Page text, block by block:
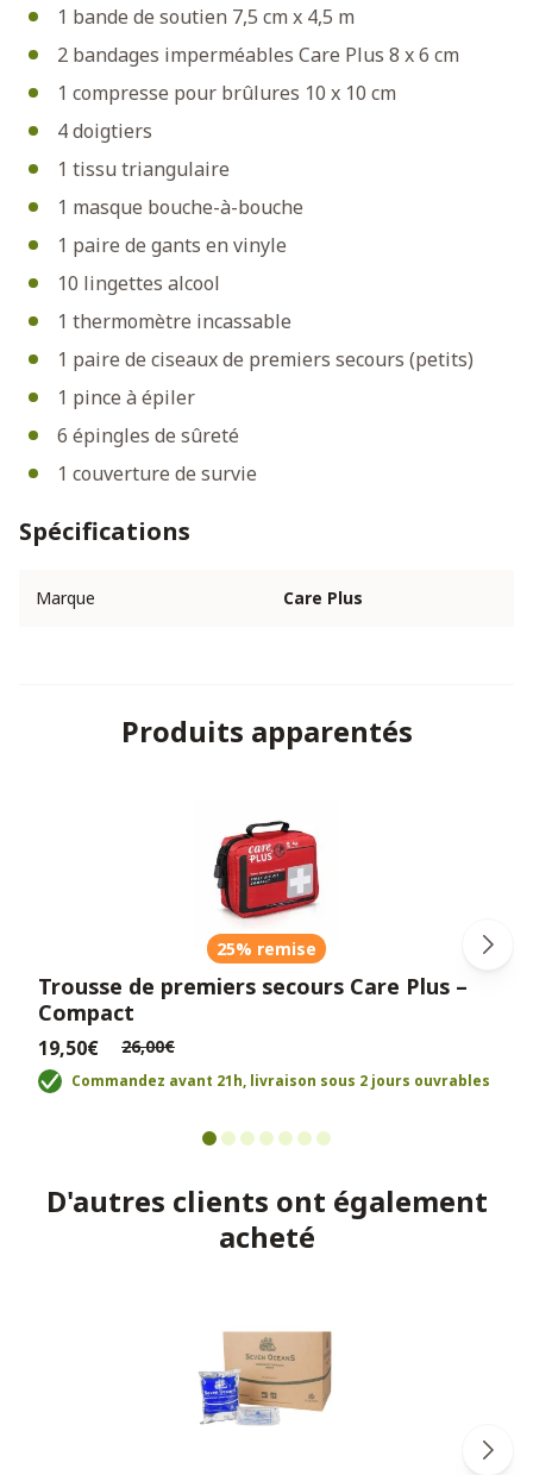
1 bande de soutien 7,5 cm x 4,5 m
2 bandages imperméables Care Plus 8 x 6 cm
1 compresse pour brûlures 10 x 10 cm
4 doigtiers
1 tissu triangulaire
1 masque bouche-à-bouche
1 paire de gants en vinyle
10 lingettes alcool
1 thermomètre incassable
1 paire de ciseaux de premiers secours (petits)
1 pince à épiler
6 épingles de sûreté
1 couverture de survie
Spécifications
Marque Care Plus
Produits apparentés
25% remise
Trousse de premiers secours Care Plus –
Compact
19,50€ 26,00€
Commandez avant 21h, livraison sous 2 jours ouvrables
D'autres clients ont également
acheté